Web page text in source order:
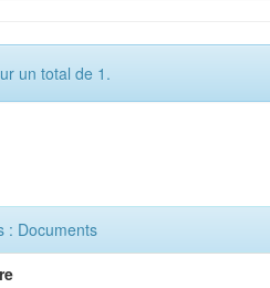
un total de 1.
: Documents